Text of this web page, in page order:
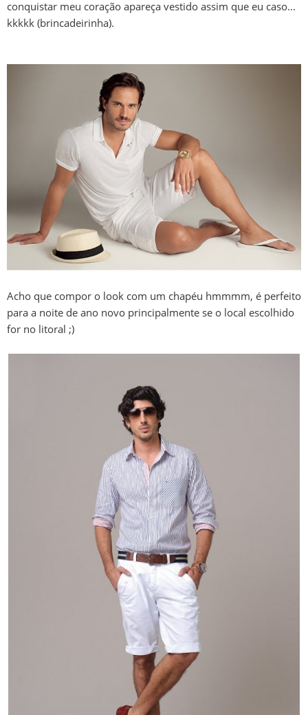
conquistar meu coração apareça vestido assim que eu caso...
kkkkk (brincadeirinha).
Acho que compor o look com um chapéu hmmmm, é perfeito
para a noite de ano novo principalmente se o local escolhido
for no litoral ;)